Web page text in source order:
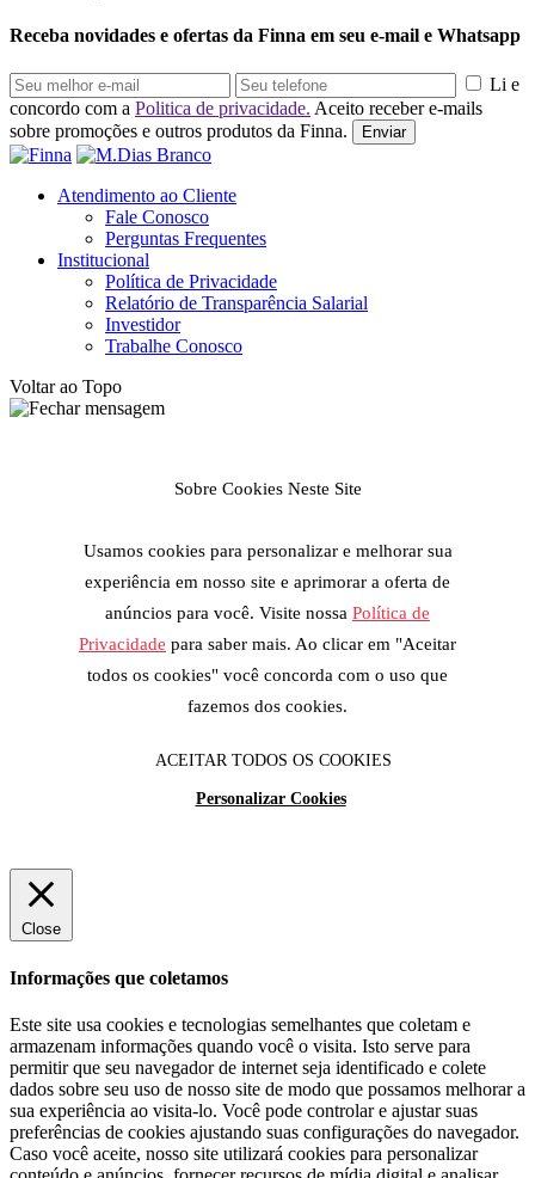
Receba novidades e ofertas da Finna em seu e-mail e Whatsapp
Li e
concordo com a Politica de privacidade. Aceito receber e-mails
sobre promoções e outros produtos da Finna.
Enviar
Atendimento ao Cliente
Fale Conosco
Perguntas Frequentes
Institucional
Política de Privacidade
Relatório de Transparência Salarial
Investidor
Trabalhe Conosco
Voltar ao Topo
Sobre Cookies Neste Site
Usamos cookies para personalizar e melhorar sua
experiência em nosso site e aprimorar a oferta de
anúncios para você. Visite nossa Política de
Privacidade para saber mais. Ao clicar em "Aceitar
todos os cookies" você concorda com o uso que
fazemos dos cookies.
ACEITAR TODOS OS COOKIES
Personalizar Cookies
Close
Informações que coletamos
Este site usa cookies e tecnologias semelhantes que coletam e
armazenam informações quando você o visita. Isto serve para
permitir que seu navegador de internet seja identificado e colete
dados sobre seu uso de nosso site de modo que possamos melhorar a
sua experiência ao visita-lo. Você pode controlar e ajustar suas
preferências de cookies ajustando suas configurações do navegador.
Caso você aceite, nosso site utilizará cookies para personalizar